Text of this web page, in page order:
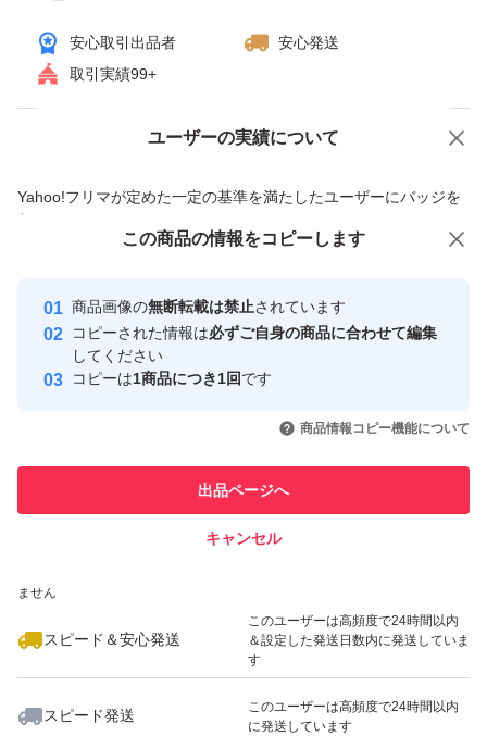
安心取引出品者
安心発送
取引実績99+
ユーザーの実績について
Yahoo!フリマが定めた一定の基準を満たしたユーザーにバッジを
付与しています
安心取引出品者
心・安全なユーザーです
取引実績
引を完了させた実績があります
での取引実績があります
ません
スピード＆安心発送
このユーザーは高頻度で24時間以内
＆設定した発送日数内に発送していま
す
スピード発送
このユーザーは高頻度で24時間以内
に発送しています
価格の相談 商品への質問
この商品の情報をコピーします
商品画像の無断転載は禁止されています
コピーされた情報は必ずご自身の商品に合わせて編集
してください
コピーは1商品につき1回です
商品情報コピー機能について
出品ページへ
キャンセル
この商品をみている人にオススメ